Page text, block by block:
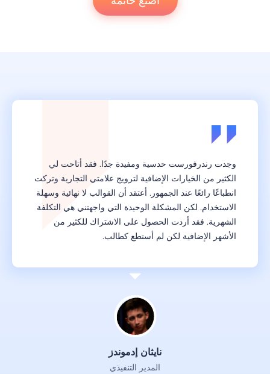
وجدت رندرفورست حدسية ومفيدة جدًا. فقد أتاحت لي
الكثير من الخيارات الإضافية لترويج علامتي التجارية وتركت
انطباعًا رائعًا عند الجمهور. أعتقد أن القوالب لا نهائية وسهلة
الاستخدام. لكن المشكلة الوحيدة التي واجهتني هي التكلفة
الشهرية. فقد أردت الحصول على الاشتراك للكثير من
الأشهر الإضافية لكن لم أستطع كطالب.
نايثان إدموندز
المدير التنفيذي